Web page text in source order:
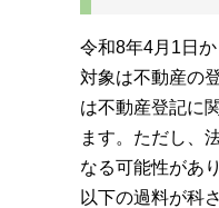
令和8年4月1日
対象は不動産の
は不動産登記に
ます。ただし、
なる可能性があ
以下の過料が科